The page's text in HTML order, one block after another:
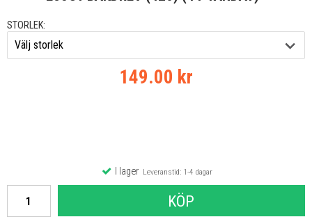
STORLEK:
149.00 kr
I lagerLeveranstid: 1-4 dagar
KÖP